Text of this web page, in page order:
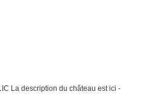
La description du château est ici -